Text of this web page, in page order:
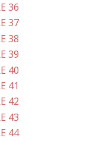
36
37
38
39
40
41
42
43
44